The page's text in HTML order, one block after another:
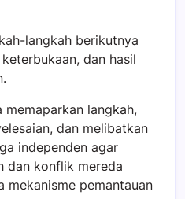
langkah berikutnya
dan hasil
memaparkan langkah,
dan melibatkan
independen agar
dan konflik mereda
pemantauan